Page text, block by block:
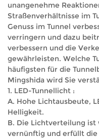
unangenehme
Straßenverhältnisse im
Genuss im Tunnel
verringern und dazu
verbessern und die
gewährleisten. Welche
häufigsten für die
Mingshida wird Sie
1. LED-Tunnellicht :
A. Hohe Lichtausbeute,
Helligkeit.
B. Die Lichtverteilung ist
vernünftig und erfüllt die